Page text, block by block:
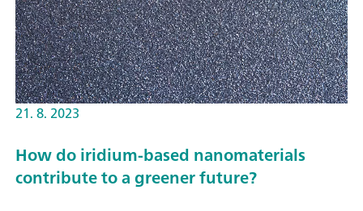
21. 8. 2023
How do iridium-based nanomaterials
contribute to a greener future?